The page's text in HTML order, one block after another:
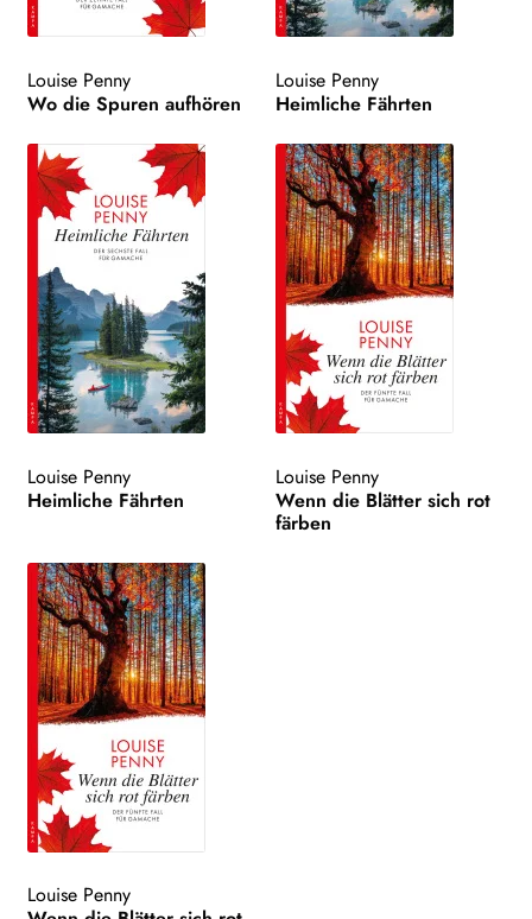
Louise Penny
Wo die Spuren aufhören
Louise Penny
Heimliche Fährten
Louise Penny
Heimliche Fährten
Louise Penny
Wenn die Blätter sich rot
färben
Louise Penny